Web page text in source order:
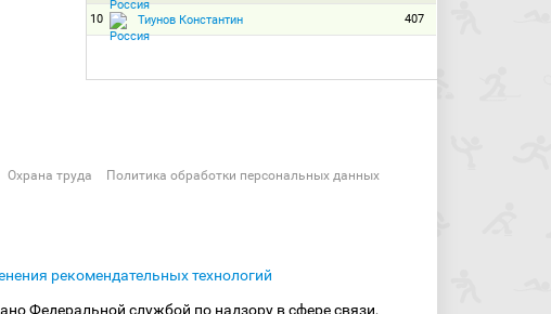
10 Тиунов Константин 407
Охрана труда Политика обработки персональных данных
рекомендательных технологий
Федеральной службой по надзору в сфере связи,